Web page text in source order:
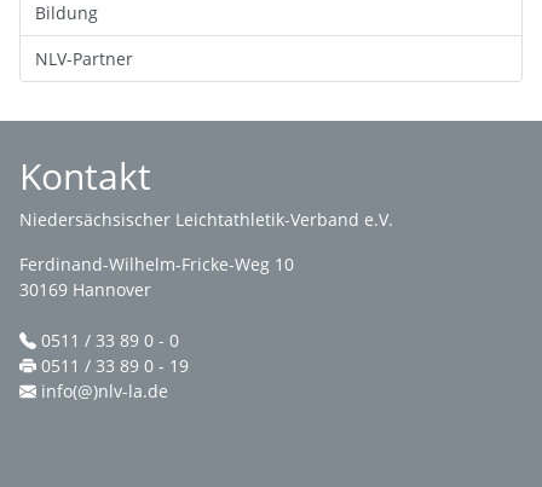
Bildung
NLV-Partner
Kontakt
Niedersächsischer Leichtathletik-Verband e.V.
Ferdinand-Wilhelm-Fricke-Weg 10
30169 Hannover
0511 / 33 89 0 - 0
0511 / 33 89 0 - 19
info(@)nlv-la.de